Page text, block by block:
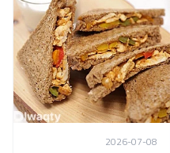
2026-07-08